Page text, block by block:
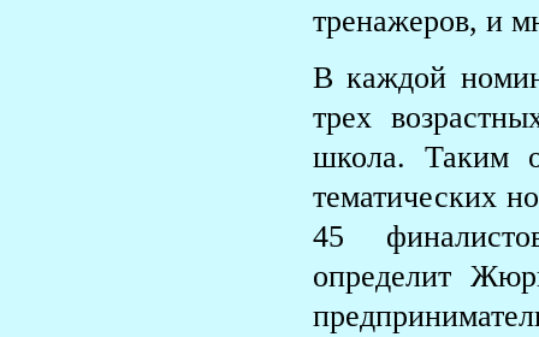
тренажеров, и
В каждой
трех
школа. Таким
тематических
45
определит